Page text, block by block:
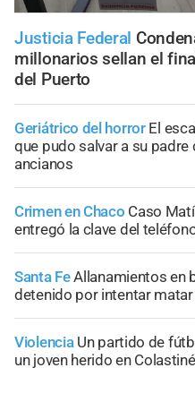
Justicia Federal
millonarios sellan el
del Puerto
Geriátrico del horror El
que pudo salvar a su
ancianos
Crimen en Chaco Caso
entregó la clave del
Santa FeAllanamientos en
detenido por intentar matar
Violencia Un partido de
un joven herido en